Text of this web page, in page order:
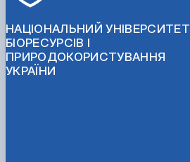
НАЦІОНАЛЬНИЙ УНІВЕРСИТЕТ
БІОРЕСУРСІВ І
ПРИРОДОКОРИСТУВАННЯ
УКРАЇНИ